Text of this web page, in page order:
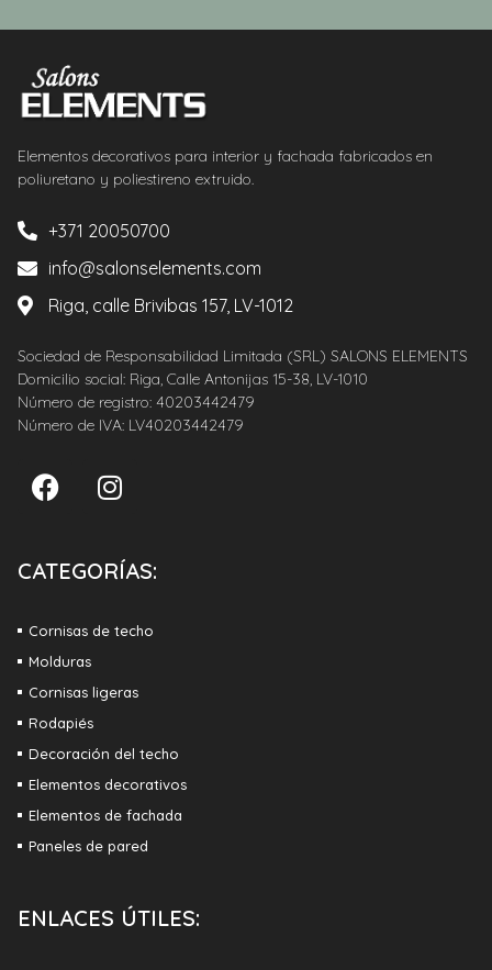
Elementos decorativos para interior y fachada fabricados en
poliuretano y poliestireno extruido.
+371 20050700
info@salonselements.com
Riga, calle Brivibas 157, LV-1012
Sociedad de Responsabilidad Limitada (SRL) SALONS ELEMENTS
Domicilio social: Riga, Calle Antonijas 15-38, LV-1010
Número de registro: 40203442479
Número de IVA: LV40203442479
CATEGORÍAS:
Cornisas de techo
Molduras
Cornisas ligeras
Rodapiés
Decoración del techo
Elementos decorativos
Elementos de fachada
Paneles de pared
ENLACES ÚTILES: